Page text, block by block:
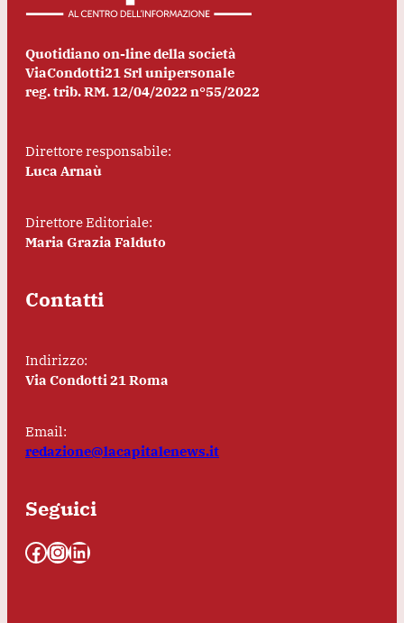
Quotidiano on-line della società
ViaCondotti21 Srl unipersonale
reg. trib. RM. 12/04/2022 n°55/2022
Direttore responsabile:
Luca Arnaù
Direttore Editoriale:
Maria Grazia Falduto
Contatti
Indirizzo:
Via Condotti 21 Roma
Email:
redazione@lacapitalenews.it
Seguici
Facebook InstagramLinkedIn